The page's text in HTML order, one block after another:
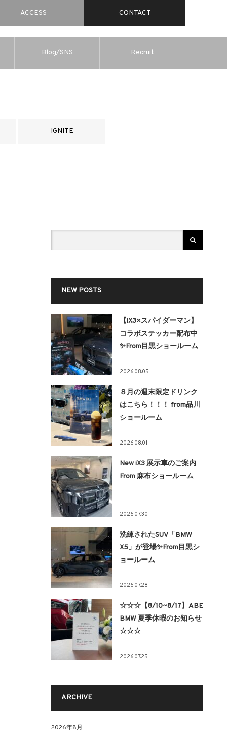
ACCESS CONTACT
Blog/SNS Recruit
IGNITE
NEW POSTS
【iX3×スパイダーマン】
コラボステッカー配布中
✨From目黒ショールーム
2026.08.05
８月の週末限定ドリンク
はこちら！！！ from品川
ショールーム
2026.08.01
New iX3 展示車のご案内
From 麻布ショールーム
2026.07.30
洗練されたSUV「BMW
X5」が登場✨From目黒シ
ョールーム
2026.07.28
☆☆☆【8/10~8/17】ABE
BMW 夏季休暇のお知らせ
☆☆☆
2026.07.25
ARCHIVE
2026年8月